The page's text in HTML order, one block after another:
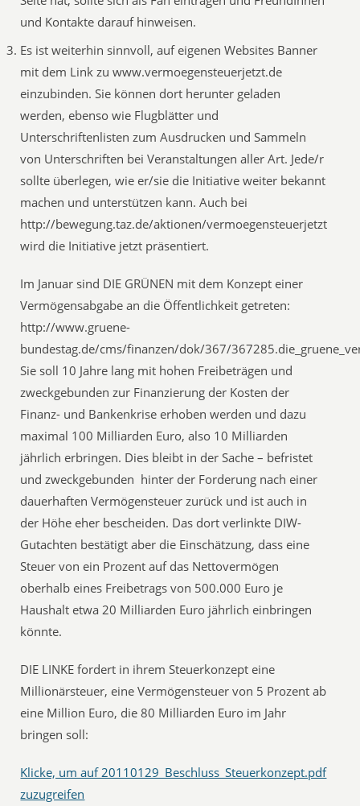
und Kontakte darauf hinweisen.
Es ist weiterhin sinnvoll, auf eigenen Websites Banner
mit dem Link zu www.vermoegensteuerjetzt.de
einzubinden. Sie können dort herunter geladen
werden, ebenso wie Flugblätter und
Unterschriftenlisten zum Ausdrucken und Sammeln
von Unterschriften bei Veranstaltungen aller Art. Jede/r
sollte überlegen, wie er/sie die Initiative weiter bekannt
machen und unterstützen kann. Auch bei
http://bewegung.taz.de/aktionen/vermoegensteuerjetzt
wird die Initiative jetzt präsentiert.
Im Januar sind DIE GRÜNEN mit dem Konzept einer
Vermögensabgabe an die Öffentlichkeit getreten:
http://www.gruene-
bundestag.de/cms/finanzen/dok/367/
Sie soll 10 Jahre lang mit hohen Freibeträgen und
zweckgebunden zur Finanzierung der Kosten der
Finanz- und Bankenkrise erhoben werden und dazu
maximal 100 Milliarden Euro, also 10 Milliarden
jährlich erbringen. Dies bleibt in der Sache – befristet
und zweckgebunden  hinter der Forderung nach einer
dauerhaften Vermögensteuer zurück und ist auch in
der Höhe eher bescheiden. Das dort verlinkte DIW-
Gutachten bestätigt aber die Einschätzung, dass eine
Steuer von ein Prozent auf das Nettovermögen
oberhalb eines Freibetrags von 500.000 Euro je
Haushalt etwa 20 Milliarden Euro jährlich einbringen
könnte.
DIE LINKE fordert in ihrem Steuerkonzept eine
Millionärsteuer, eine Vermögensteuer von 5 Prozent ab
eine Million Euro, die 80 Milliarden Euro im Jahr
bringen soll:
Klicke, um auf 20110129_Beschluss_Steuerkonzept.pdf
zuzugreifen